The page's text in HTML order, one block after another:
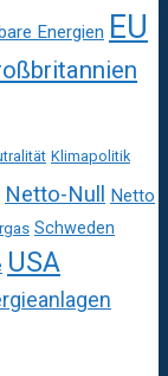
Energien EU
Klimapolitik
Netto-Null
Netto
Schweden
USA